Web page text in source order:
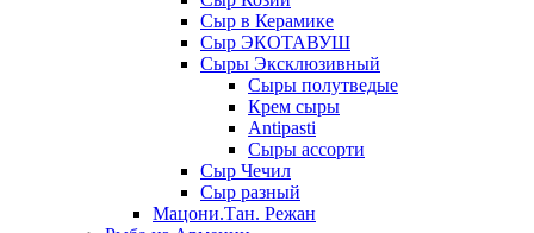
Сыр в Керамике
Сыр ЭКОТАВУШ
Сыры Эксклюзивный
Сыры полутведые
Крем сыры
Antipasti
Сыры ассорти
Сыр Чечил
Сыр разный
Мацони.Тан. Режан